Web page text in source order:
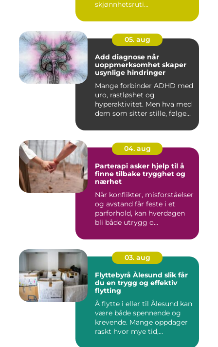
skjønnhetsruti...
05. aug
Add diagnose når
uoppmerksomhet skaper
usynlige hindringer
Mange forbinder ADHD med
uro, rastløshet og
hyperaktivitet. Men hva med
dem som sitter stille, følge...
04. aug
Parterapi asker hjelp til å
finne tilbake trygghet og
nærhet
Når konflikter, misforståelser
og avstand får feste i et
parforhold, kan hverdagen
bli både utrygg o...
03. aug
Flyttebyrå Ålesund slik får
du en trygg og effektiv
flytting
Å flytte i eller til Ålesund kan
være både spennende og
krevende. Mange oppdager
raskt hvor mye tid,...